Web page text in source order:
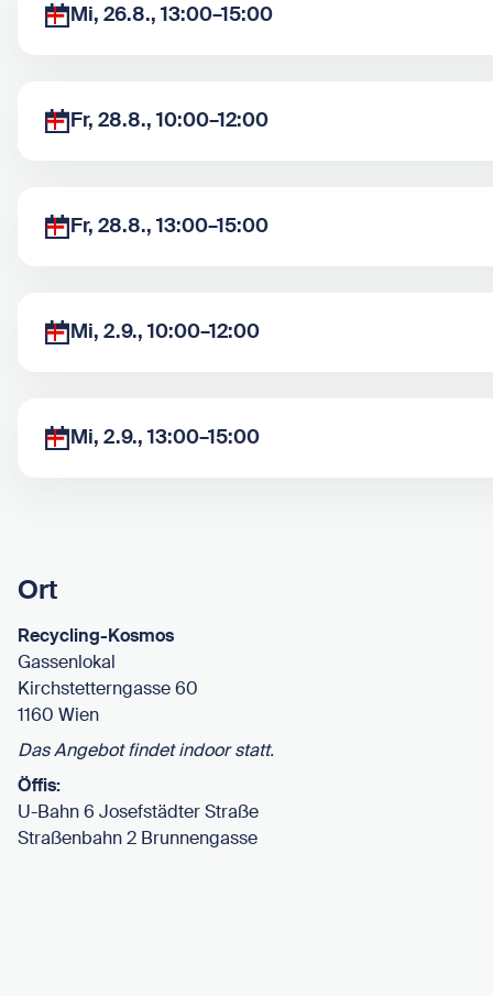
Mi, 26.8., 13:00–15:00
Fr, 28.8., 10:00–12:00
Fr, 28.8., 13:00–15:00
Mi, 2.9., 10:00–12:00
Mi, 2.9., 13:00–15:00
Ort
Recycling-Kosmos
Gassenlokal
Kirchstetterngasse 60
1160 Wien
Das Angebot findet indoor statt.
Öffis:
U-Bahn 6 Josefstädter Straße
Straßenbahn 2 Brunnengasse